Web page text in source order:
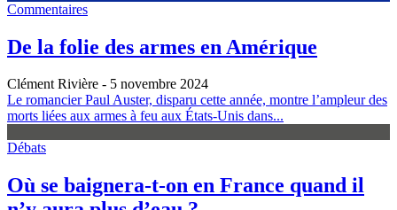
Commentaires
De la folie des armes en Amérique
Clément Rivière - 5 novembre 2024
Le romancier Paul Auster, disparu cette année, montre l’ampleur des
morts liées aux armes à feu aux États-Unis dans...
Débats
Où se baignera-t-on en France quand il